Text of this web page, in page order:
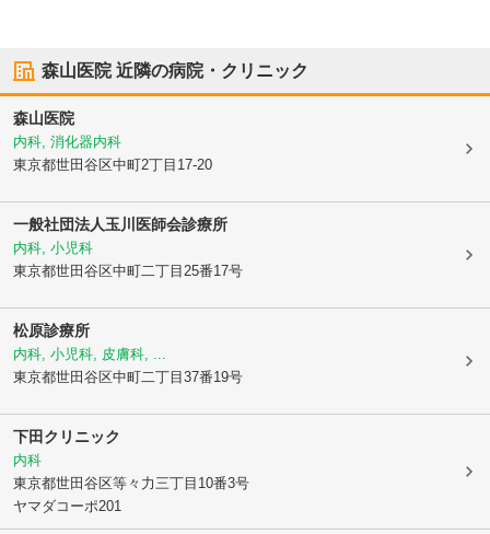
森山医院近隣の病院・クリニック
森山医院
内科, 消化器内科
東京都世田谷区中町2丁目17-20
一般社団法人玉川医師会診療所
内科, 小児科
東京都世田谷区中町二丁目25番17号
松原診療所
内科, 小児科, 皮膚科, ...
東京都世田谷区中町二丁目37番19号
下田クリニック
内科
東京都世田谷区等々力三丁目10番3号
ヤマダコーポ201